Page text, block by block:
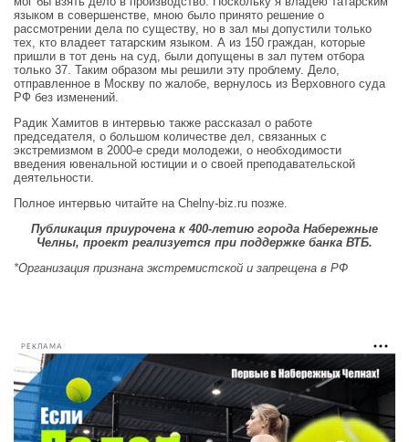
языком в совершенстве, мною было принято решение о
рассмотрении дела по существу, но в зал мы допустили только
тех, кто владеет татарским языком. А из 150 граждан, которые
пришли в тот день на суд, были допущены в зал путем отбора
только 37. Таким образом мы решили эту проблему. Дело,
отправленное в Москву по жалобе, вернулось из Верховного суда
РФ без изменений.
Радик Хамитов в интервью также рассказал о работе
председателя, о большом количестве дел, связанных с
экстремизмом в 2000-е среди молодежи, о необходимости
введения ювенальной юстиции и о своей преподавательской
деятельности.
Полное интервью читайте на Chelny-biz.ru позже.
Публикация приурочена к 400-летию города Набережные
Челны, проект реализуется при поддержке банка ВТБ.
*Организация признана экстремистской и запрещена в РФ
РЕКЛАМА